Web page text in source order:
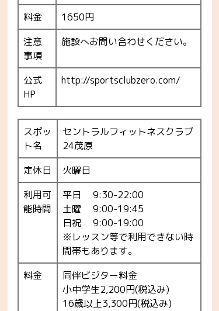
料金
1650円
注意
事項
施設へお問い合わせください。
公式
HP
http://sportsclubzero.com/
スポッ
ト名
セントラルフィットネスクラブ
24茂原
定休日
火曜日
利用可
能時間
平日 9:30-22:00
土曜 9:00-19:45
日祝 9:00-19:00
※レッスン等で利用できない時
間帯もあります。
料金
同伴ビジター料金
小中学生2,200円(税込み)
16歳以上3,300円(税込み)